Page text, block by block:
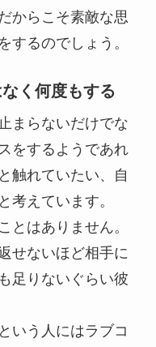
からこそ素敵な思
するのでしょう。
く何度もする
まらないだけでな
をするようであれ
触れていたい、自
と考えています。
とはありません。
せないほど相手に
足りないぐらい彼
いう人にはラブコ